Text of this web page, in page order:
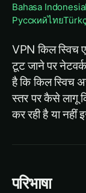
Bahasa Indonesia
Русскийไทย
VPN किल स्विच
टूट जाने पर
है कि किल स्विच
स्तर पर कैसे लागू
कर रही है या
परिभाषा